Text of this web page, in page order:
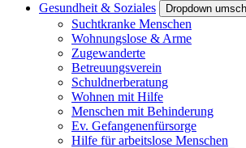
Gesundheit & Soziales
Dropdown
Suchtkranke Menschen
Wohnungslose & Arme
Zugewanderte
Betreuungsverein
Schuldnerberatung
Wohnen mit Hilfe
Menschen mit Behinderung
Ev. Gefangenenfürsorge
Hilfe für arbeitslose Menschen